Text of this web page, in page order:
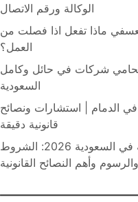
الوكالة ورقم الاتصال
ماذا تفعل اذا فصلت من
العمل؟
شركات في حائل وكامل
السعودية
الدمام | استشارات ونصائح
قانونية دقيقة
دليل تأسيس شركة في السعودية 2026: الشروط
وأهم النصائح القانونية